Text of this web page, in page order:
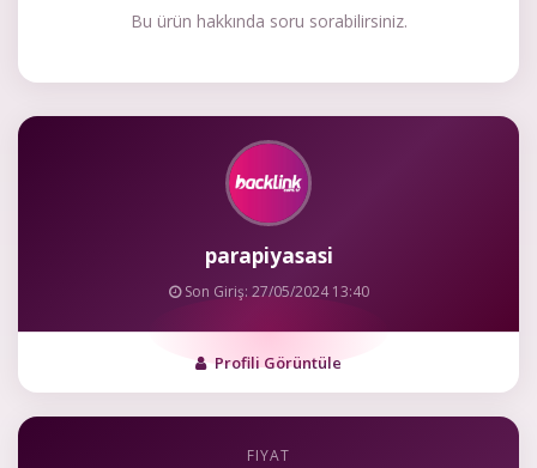
Bu ürün hakkında soru sorabilirsiniz.
parapiyasasi
Son Giriş: 27/05/2024 13:40
Profili Görüntüle
FIYAT